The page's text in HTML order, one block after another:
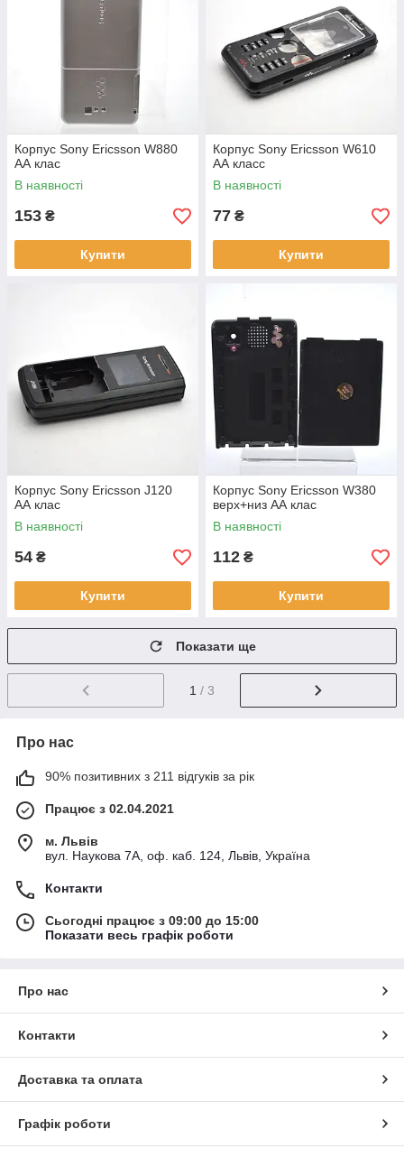
Корпус Sony Ericsson W880
АА клас
В наявності
153 ₴
Купити
Корпус Sony Ericsson W610
АА класс
В наявності
77 ₴
Купити
Корпус Sony Ericsson J120
АА клас
В наявності
54 ₴
Купити
Корпус Sony Ericsson W380
верх+низ АА клас
В наявності
112 ₴
Купити
Показати ще
1 / 3
Про нас
90% позитивних з 211 відгуків за рік
Працює з 02.04.2021
м. Львів
вул. Наукова 7А, оф. каб. 124, Львів, Україна
Контакти
Сьогодні працює з 09:00 до 15:00
Показати весь графік роботи
Про нас
Контакти
Доставка та оплата
Графік роботи